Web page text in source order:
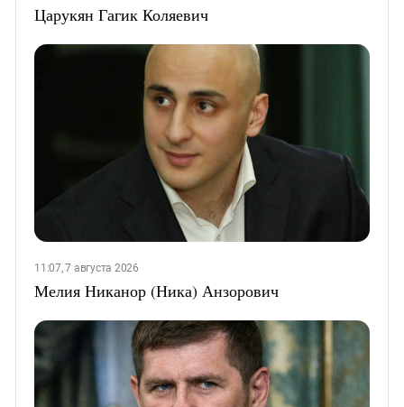
Царукян Гагик Коляевич
11:07, 7 августа 2026
Мелия Никанор (Ника) Анзорович